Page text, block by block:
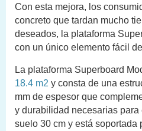
Con esta mejora, los
concreto que tardan mucho
deseados, la plataforma
con un único elemento fácil
La plataforma Superboard
18.4 m2 y consta de una
mm de espesor que
y durabilidad necesarias
suelo 30 cm y está